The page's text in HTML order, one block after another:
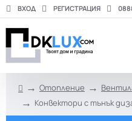
ВХОД РЕГИСТРАЦИЯ
Отопление
Конвектори с тънък